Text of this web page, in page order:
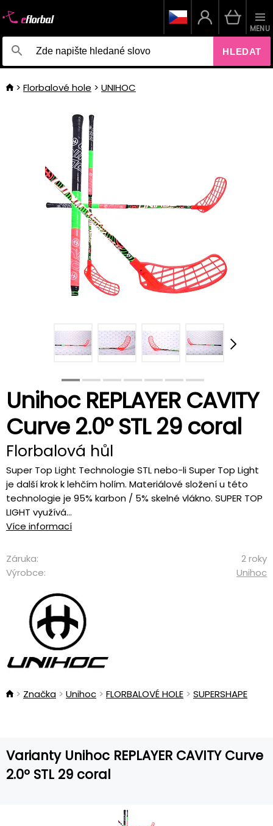
HLEDAT
MENU
Florbalové hole UNIHOC
Unihoc REPLAYER CAVITY
Curve 2.0º STL 29 coral
Florbalová hůl
Super Top Light Technologie STL nebo-li Super Top Light
je další krok k lehčím holím. Materiálové složení u této
technologie je 95% karbon / 5% skelné vlákno. SUPER TOP
LIGHT využívá...
Více informací
Záruka:
2 roky
Výrobce:
Unihoc
Značka Unihoc FLORBALOVÉ HOLE SUPERSHAPE
Varianty Unihoc REPLAYER CAVITY Curve
2.0º STL 29 coral